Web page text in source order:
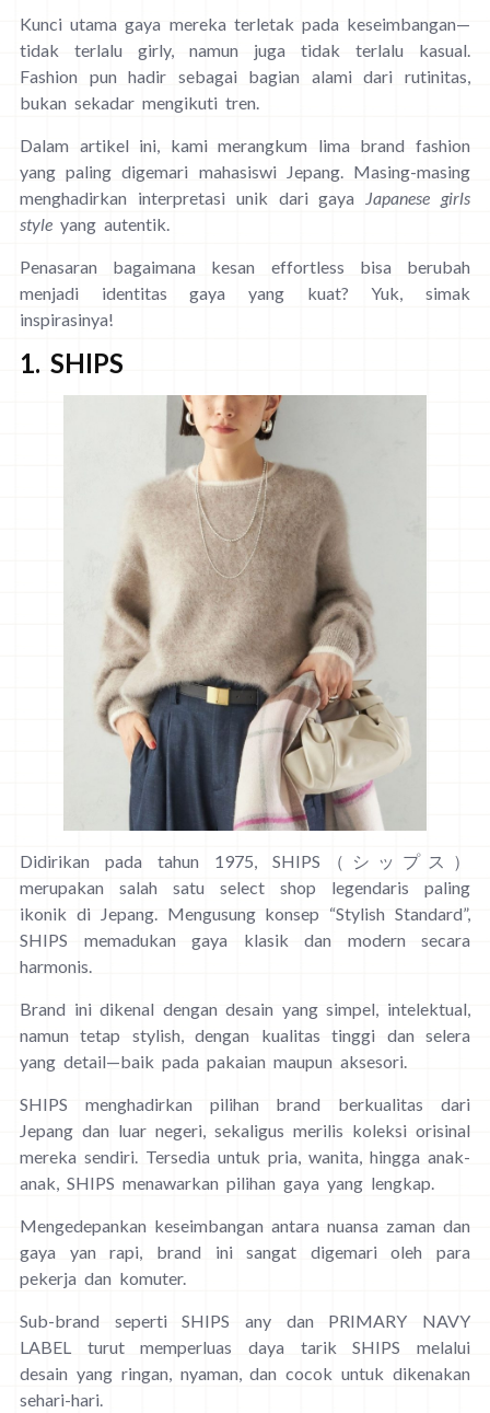
Kunci utama gaya mereka terletak pada keseimbangan—
tidak terlalu girly, namun juga tidak terlalu kasual.
Fashion pun hadir sebagai bagian alami dari rutinitas,
bukan sekadar mengikuti tren.
Dalam artikel ini, kami merangkum lima brand fashion
yang paling digemari mahasiswi Jepang. Masing-masing
menghadirkan interpretasi unik dari gaya Japanese girls
style yang autentik.
Penasaran bagaimana kesan effortless bisa berubah
menjadi identitas gaya yang kuat? Yuk, simak
inspirasinya!
1. SHIPS
Didirikan pada tahun 1975, SHIPS（シップス）
merupakan salah satu select shop legendaris paling
ikonik di Jepang. Mengusung konsep “Stylish Standard”,
SHIPS memadukan gaya klasik dan modern secara
harmonis.
Brand ini dikenal dengan desain yang simpel, intelektual,
namun tetap stylish, dengan kualitas tinggi dan selera
yang detail—baik pada pakaian maupun aksesori.
SHIPS menghadirkan pilihan brand berkualitas dari
Jepang dan luar negeri, sekaligus merilis koleksi orisinal
mereka sendiri. Tersedia untuk pria, wanita, hingga anak-
anak, SHIPS menawarkan pilihan gaya yang lengkap.
Mengedepankan keseimbangan antara nuansa zaman dan
gaya yan rapi, brand ini sangat digemari oleh para
pekerja dan komuter.
Sub-brand seperti SHIPS any dan PRIMARY NAVY
LABEL turut memperluas daya tarik SHIPS melalui
desain yang ringan, nyaman, dan cocok untuk dikenakan
sehari-hari.